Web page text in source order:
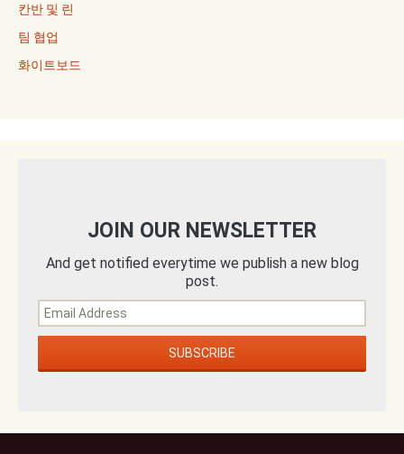
칸반 및 린
팀 협업
화이트보드
JOIN OUR NEWSLETTER
And get notified everytime we publish a new blog
post.